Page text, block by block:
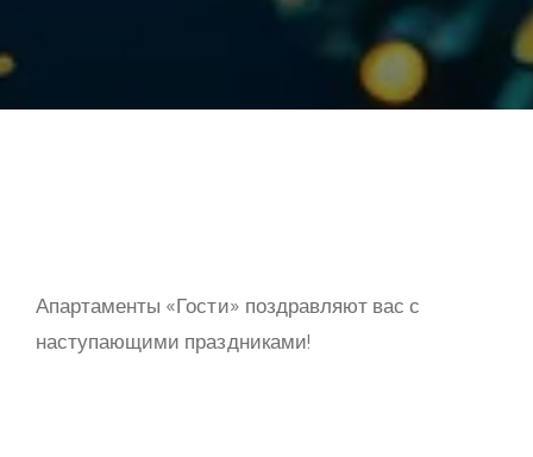
Апартаменты «Гости» поздравляют вас с
наступающими праздниками!